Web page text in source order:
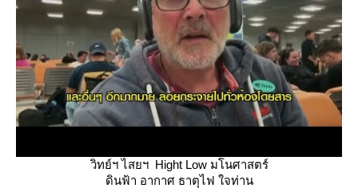
วิทย์ฯ ไสยฯ Hight Low มโนศาสตร์
ดินฟ้า อากาศ ธาตุไฟ ใจท่าน